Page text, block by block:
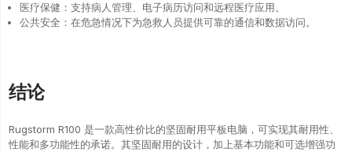
医疗保健：支持病人管理、电子病历访问和远程医疗应用。
公共安全：在危急情况下为急救人员提供可靠的通信和数据访问。
结论
Rugstorm R100 是一款高性价比的坚固耐用平板电脑，可实现其耐用性、
性能和多功能性的承诺。其坚固耐用的设计，加上基本功能和可选增强功